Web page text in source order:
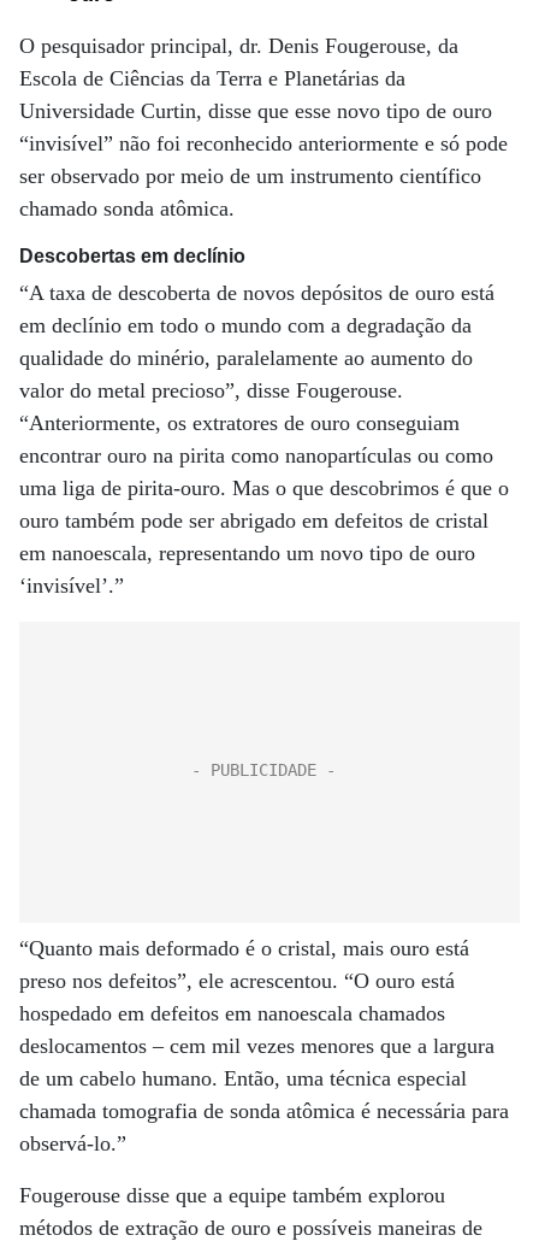
O pesquisador principal, dr. Denis Fougerouse, da
Escola de Ciências da Terra e Planetárias da
Universidade Curtin, disse que esse novo tipo de ouro
“invisível” não foi reconhecido anteriormente e só pode
ser observado por meio de um instrumento científico
chamado sonda atômica.
Descobertas em declínio
“A taxa de descoberta de novos depósitos de ouro está
em declínio em todo o mundo com a degradação da
qualidade do minério, paralelamente ao aumento do
valor do metal precioso”, disse Fougerouse.
“Anteriormente, os extratores de ouro conseguiam
encontrar ouro na pirita como nanopartículas ou como
uma liga de pirita-ouro. Mas o que descobrimos é que o
ouro também pode ser abrigado em defeitos de cristal
em nanoescala, representando um novo tipo de ouro
‘invisível’.”
“Quanto mais deformado é o cristal, mais ouro está
preso nos defeitos”, ele acrescentou. “O ouro está
hospedado em defeitos em nanoescala chamados
deslocamentos – cem mil vezes menores que a largura
de um cabelo humano. Então, uma técnica especial
chamada tomografia de sonda atômica é necessária para
observá-lo.”
Fougerouse disse que a equipe também explorou
métodos de extração de ouro e possíveis maneiras de